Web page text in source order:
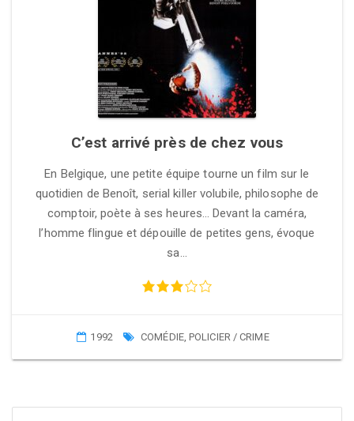
C’est arrivé près de chez vous
En Belgique, une petite équipe tourne un film sur le
quotidien de Benoît, serial killer volubile, philosophe de
comptoir, poète à ses heures… Devant la caméra,
l’homme flingue et dépouille de petites gens, évoque
sa…
1992 COMÉDIE,POLICIER / CRIME